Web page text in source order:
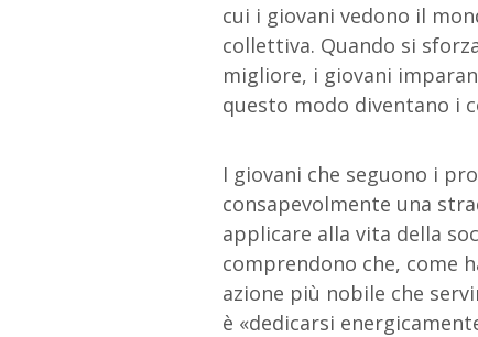
cui i giovani vedono il
collettiva. Quando si
migliore, i giovani
questo modo diventano i
I giovani che seguono i
consapevolmente una
applicare alla vita della
comprendono che, come
azione più nobile che
è «dedicarsi